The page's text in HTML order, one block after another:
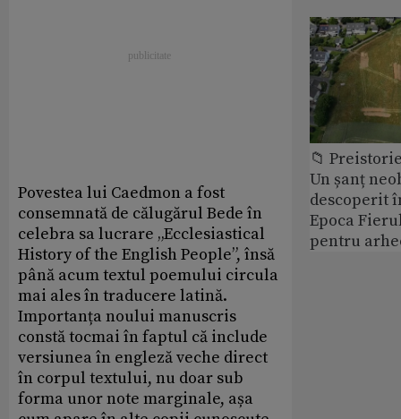
Povestea lui Caedmon a fost
consemnată de călugărul Bede în
celebra sa lucrare „Ecclesiastical
History of the English People”, însă
până acum textul poemului circula
mai ales în traducere latină.
Importanța noului manuscris
constă tocmai în faptul că include
versiunea în engleză veche direct
în corpul textului, nu doar sub
forma unor note marginale, așa
📁
Un șanț
descoperit
Epoca
pentru